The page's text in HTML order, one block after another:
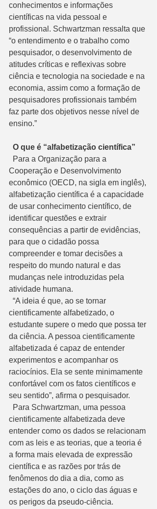
conhecimentos e informações
científicas na vida pessoal e
profissional. Schwartzman ressalta que
“o entendimento e o trabalho como
pesquisador, o desenvolvimento de
atitudes críticas e reflexivas sobre
ciência e tecnologia na sociedade e na
economia, assim como a formação de
pesquisadores profissionais também
faz parte dos objetivos nesse nível de
ensino.”
  O que é “alfabetização científica”
Cooperação e Desenvolvimento
econômico (OECD, na sigla em inglês),
alfabetização científica é a capacidade
de usar conhecimento científico, de
identificar questões e extrair
consequências a partir de evidências,
para que o cidadão possa
compreender e tomar decisões a
respeito do mundo natural e das
mudanças nele introduzidas pela
atividade humana.
cientificamente alfabetizado, o
estudante supere o medo que possa ter
da ciência. A pessoa cientificamente
alfabetizada é capaz de entender
experimentos e acompanhar os
raciocínios. Ela se sente minimamente
confortável com os fatos científicos e
seu sentido”, afirma o pesquisador.
cientificamente alfabetizada deve
entender como os dados se relacionam
com as leis e as teorias, que a teoria é
a forma mais elevada de expressão
científica e as razões por trás de
fenômenos do dia a dia, como as
estações do ano, o ciclo das águas e
os perigos da pseudo-ciência.